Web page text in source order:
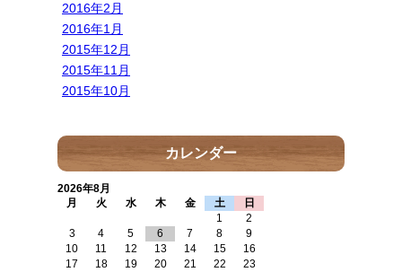
2016年2月
2016年1月
2015年12月
2015年11月
2015年10月
カレンダー
2026年8月
月
火 水 木 金 土
日
1
2
3
4 5 6 7 8
9
10
11 12 13 14 15
16
17
18 19 20 21 22
23